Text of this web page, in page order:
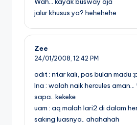
jalur khusus ya? hehehehe
Zee
24/01/2008, 12:42 PM
adit : ntar kali, pas bulan madu
Ina : walah naik hercules
sapa.. kekeke
uam : aq malah lari2 di dalam
saking luasnya.. ahahahah